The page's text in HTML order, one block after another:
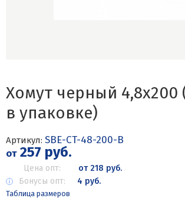
Хомут черный 4,8х200
в упаковке)
Артикул: SBE-CT-48-200-B
от257 руб.
Цена опт:
от 218 руб.
Бонусы опт:
4 руб.
Таблица размеров